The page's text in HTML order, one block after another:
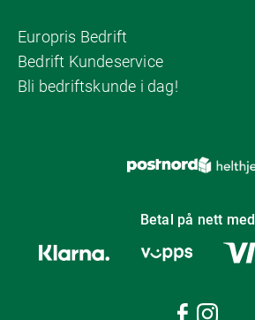
Europris Bedrift
Bedrift Kundeservice
Bli bedriftskunde i dag!
Betal på nett med